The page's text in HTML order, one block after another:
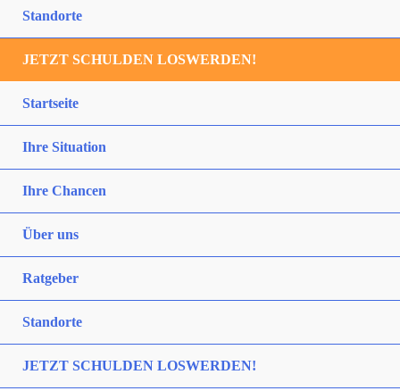
Standorte
JETZT SCHULDEN LOSWERDEN!
Startseite
Ihre Situation
Ihre Chancen
Über uns
Ratgeber
Standorte
JETZT SCHULDEN LOSWERDEN!